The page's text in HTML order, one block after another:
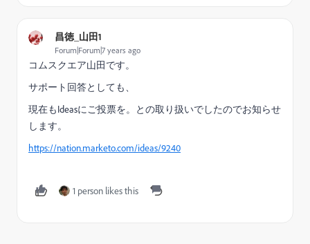
昌徳_山田1
Forum|Forum|7 years ago
コムスクエア山田です。
サポート回答としても、
現在もIdeasにご投票を。との取り扱いでしたのでお知らせ
します。
https://nation.marketo.com/ideas/9240
1 person likes this